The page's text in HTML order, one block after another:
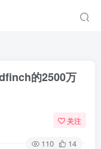
的2500万
关注
110 14